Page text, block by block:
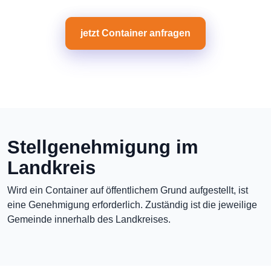
jetzt Container anfragen
Stellgenehmigung im
Landkreis
Wird ein Container auf öffentlichem Grund aufgestellt, ist
eine Genehmigung erforderlich. Zuständig ist die jeweilige
Gemeinde innerhalb des Landkreises.